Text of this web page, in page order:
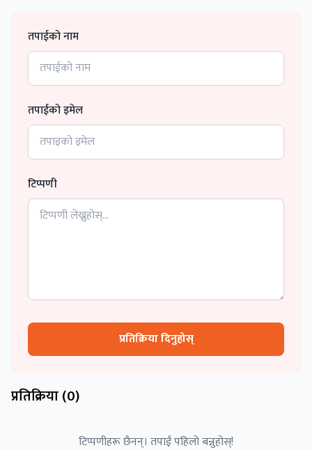
तपाईको नाम
तपाईको इमेल
टिप्पणी
प्रतिक्रिया दिनुहोस्
प्रतिक्रिया (0)
टिप्पणीहरू छैनन्। तपाईं पहिलो बन्नुहोस्!